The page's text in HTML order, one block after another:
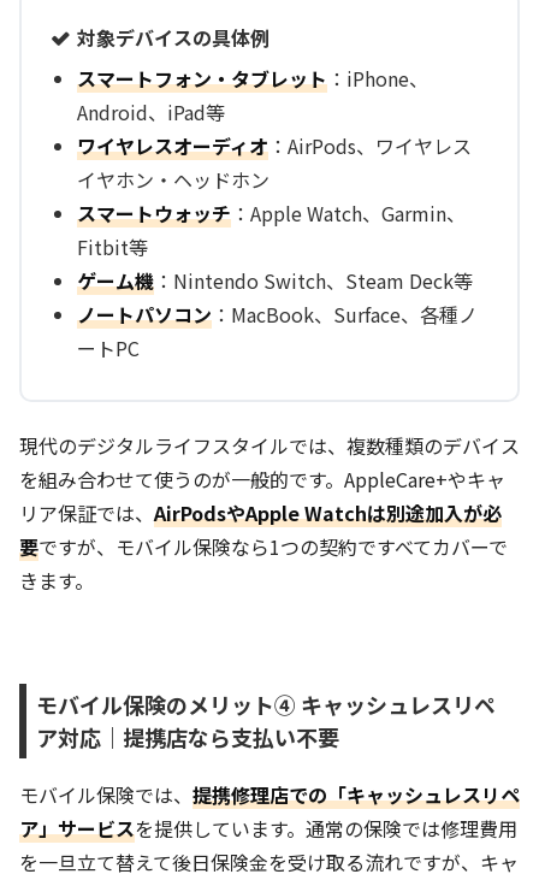
対象デバイスの具体例
スマートフォン・タブレット ：iPhone、
Android、iPad等
ワイヤレスオーディオ ：AirPods、ワイヤレス
イヤホン・ヘッドホン
スマートウォッチ ：Apple Watch、Garmin、
Fitbit等
ゲーム機 ：Nintendo Switch、Steam Deck等
ノートパソコン ：MacBook、Surface、各種ノ
ートPC
現代のデジタルライフスタイルでは、複数種類のデバイス
を組み合わせて使うのが一般的です。AppleCare+やキャ
リア保証では、AirPodsやApple Watchは別途加入が必
要ですが、モバイル保険なら1つの契約ですべてカバーで
きます。
モバイル保険のメリット④ キャッシュレスリペ
ア対応｜提携店なら支払い不要
モバイル保険では、 提携修理店での「キャッシュレスリペ
ア」サービスを提供しています。通常の保険では修理費用
を一旦立て替えて後日保険金を受け取る流れですが、キャ